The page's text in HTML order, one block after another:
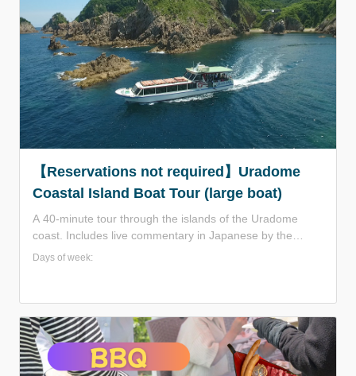
back. Please be cautious if you have concerns about your
back or legs. ※ Age requirement: Junior high school
students to 60 years old.
【Reservations not required】Uradome
Coastal Island Boat Tour (large boat)
A 40-minute tour through the islands of the Uradome
coast. Includes live commentary in Japanese by the
captain. The boat has indoor seating at the front and
website to check the operation status on the day of the
tour. The boat offers an impressive 25 m depth of water
clarity, beautiful beaches with white sand and green
pines, and a view of the intricate Rias coastline with its
varied scenery! Enjoy a relaxing and leisurely cruise.
Days of week: